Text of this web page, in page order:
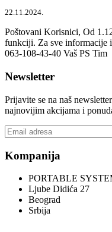
22.11.2024.
Poštovani Korisnici, Od
funkciji. Za sve informacije
063-108-43-40 Vaš PS Tim
Newsletter
Prijavite se na naš
najnovijim akcijama i
Kompanija
PORTABLE
Ljube Didića 27
Beograd
Srbija